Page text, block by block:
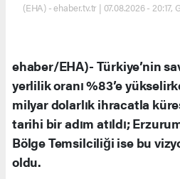
(EHA) - ehaber.tv.tr | 07.08.2026 - 20:17,
ehaber/EHA)- Türkiye’nin
yerlilik oranı %83’e
milyar dolarlık ihracatla
tarihi bir adım atıldı;
Bölge Temsilciliği ise bu
oldu.